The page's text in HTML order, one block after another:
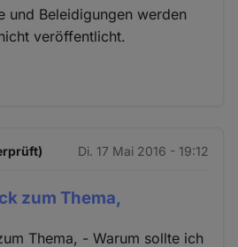
und Beleidigungen werden
veröffentlicht.
Di. 17 Mai 2016 - 19:12
zum Thema,
Thema, - Warum sollte ich